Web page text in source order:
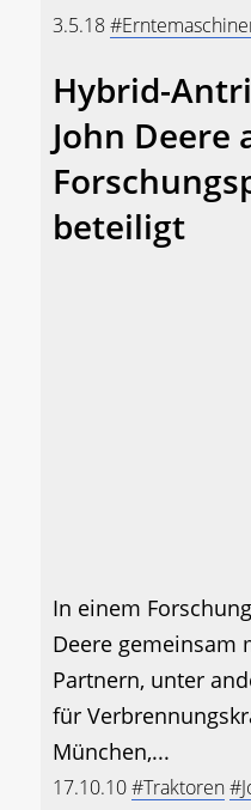
3.5.18
Hybrid-
John Deere
beteiligt
In einem
Deere gemeinsam
Partnern, unter
für
München,...
17.10.10#Traktoren